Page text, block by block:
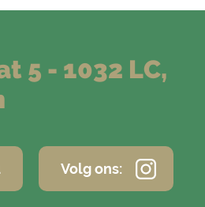
5 - 1032 LC,
Volg ons: